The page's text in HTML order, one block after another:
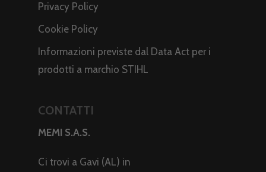
Privacy Policy
Cookie Policy
Informazioni previste dal Data Act per i
prodotti a marchio STIHL
CONTATTI
MEMI S.A.S.
Ci trovi a Gavi (AL) in